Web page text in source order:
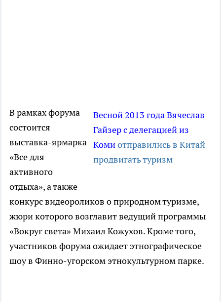
Весной 2013 года Вячеслав
Гайзер с делегацией из
Комиотправились в Китай
продвигать туризм
В рамках форума
состоится
выставка-ярмарка
«Все для
активного
отдыха», а также
конкурс видеороликов о природном туризме,
жюри которого возглавит ведущий программы
«Вокруг света» Михаил Кожухов. Кроме того,
участников форума ожидает этнографическое
шоу в Финно-угорском этнокультурном парке.